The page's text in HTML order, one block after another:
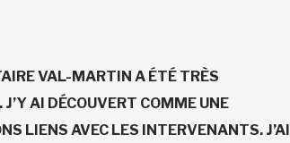
VAL-MARTIN A ÉTÉ TRÈS
AI DÉCOUVERT COMME UNE
LIENS AVEC LES INTERVENANTS. J’AI